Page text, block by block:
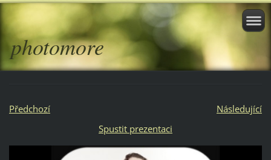
photomore
Předchozí
Následující
Spustit prezentaci